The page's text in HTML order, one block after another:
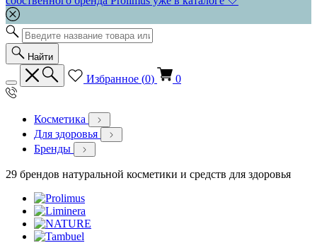
Найти
Избранное (0) 0
Косметика
Для здоровья
Бренды
29 брендов натуральной косметики и средств для здоровья